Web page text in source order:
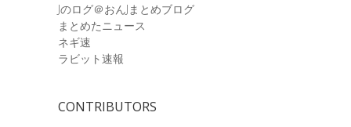
Jのログ＠おんJまとめブログ
まとめたニュース
ネギ速
ラビット速報
CONTRIBUTORS